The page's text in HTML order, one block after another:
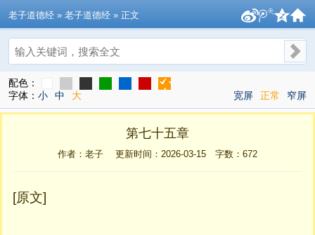
老子道德经 » 老子道德经 » 正文
搜索
配色：
字体： 小 中 大 宽屏 正常 窄屏
第七十五章
作者：老子 更新时间：2026-03-15 字数： 672
[原文]